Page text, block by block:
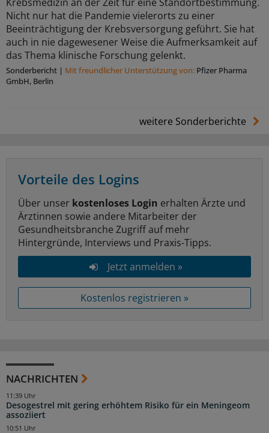
Nicht nur hat die Pandemie vielerorts zu einer
Beeinträchtigung der Krebsversorgung geführt. Sie hat
auch in nie dagewesener Weise die Aufmerksamkeit auf
das Thema klinische Forschung gelenkt.
Sonderbericht | Mit freundlicher Unterstützung von: Pfizer Pharma
GmbH, Berlin
weitere Sonderberichte
Vorteile des Logins
Über unser kostenloses Login erhalten Ärzte und
Ärztinnen sowie andere Mitarbeiter der
Gesundheitsbranche Zugriff auf mehr
Hintergründe, Interviews und Praxis-Tipps.
Jetzt anmelden »
Kostenlos registrieren »
NACHRICHTEN
Desogestrel mit gering erhöhtem Risiko für ein Meningeom
assoziiert
11:39 Uhr
10:51 Uhr